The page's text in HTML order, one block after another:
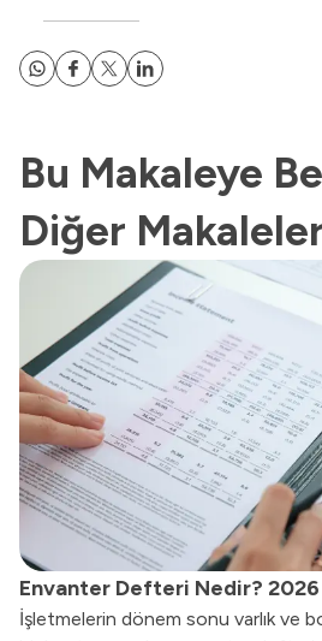
Bu Makaleye
Diğer
Envanter Defteri Nedir?
Rehberi
İşletmelerin dönem sonu varlık ve